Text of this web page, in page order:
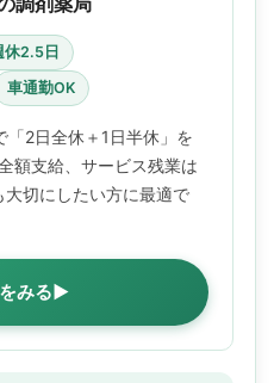
休2.5日
車通勤OK
「2日全休＋1日半休」を
額支給、サービス残業は
切にしたい方に最適で
みる▶